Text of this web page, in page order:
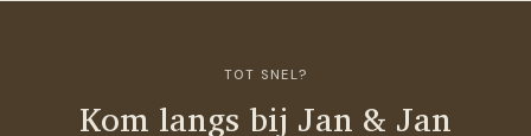
TOT SNEL?
Kom langs bij Jan & Jan